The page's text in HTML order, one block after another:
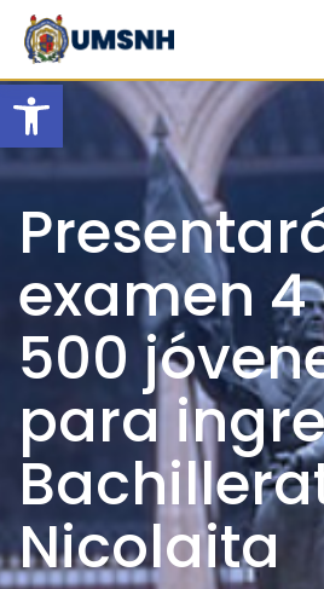
Open toolbar
Skip
content
examen
500
para
Nicolaita